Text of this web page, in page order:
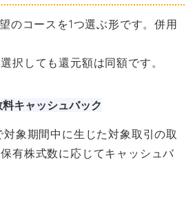
のコースを1つ選ぶ形です。併用
択しても還元額は同額です。
料キャッシュバック
象期間中に生じた対象取引の取
有株式数に応じてキャッシュバ